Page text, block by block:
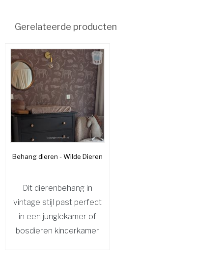
Gerelateerde producten
Behang dieren - Wilde Dieren
Dit dierenbehang in
vintage stijl past perfect
in een junglekamer of
bosdieren kinderkamer